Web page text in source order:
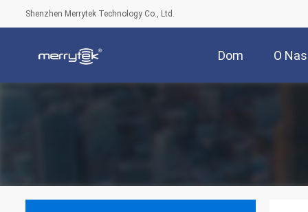
Shenzhen Merrytek Technology Co., Ltd.
Dom O Nas